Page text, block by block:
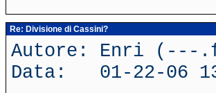
Re: Divisione di Cassini?
Autore: Enri (---
Data: 01-22-06